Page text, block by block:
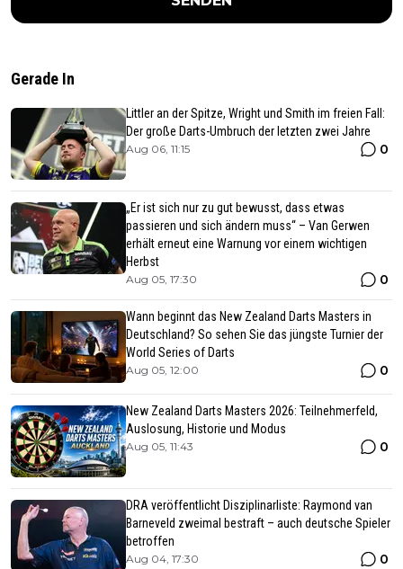
Gerade In
Littler an der Spitze, Wright und Smith im freien Fall:
Der große Darts-Umbruch der letzten zwei Jahre
Aug 06, 11:15 0
„Er ist sich nur zu gut bewusst, dass etwas
passieren und sich ändern muss“ – Van Gerwen
erhält erneut eine Warnung vor einem wichtigen
Herbst
Aug 05, 17:30 0
Wann beginnt das New Zealand Darts Masters in
Deutschland? So sehen Sie das jüngste Turnier der
World Series of Darts
Aug 05, 12:00 0
New Zealand Darts Masters 2026: Teilnehmerfeld,
Auslosung, Historie und Modus
Aug 05, 11:43 0
DRA veröffentlicht Disziplinarliste: Raymond van
Barneveld zweimal bestraft – auch deutsche Spieler
betroffen
Aug 04, 17:30 0